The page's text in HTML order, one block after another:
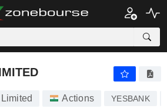
Actions YESBANK